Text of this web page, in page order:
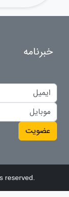
خبرنامه
عضویت
reserved.